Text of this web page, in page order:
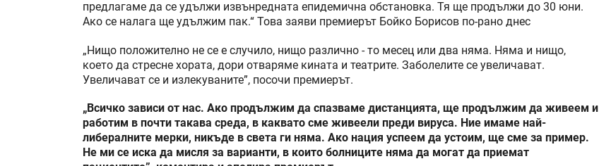
предлагаме да се удължи извънредната епидемична обстановка. Тя ще продължи до 30 юни.
Ако се налага ще удължим пак.“ Това заяви премиерът Бойко Борисов по-рано днес
„Нищо положително не се е случило, нищо различно - то месец или два няма. Няма и нищо,
което да стресне хората, дори отваряме кината и театрите. Заболелите се увеличават.
Увеличават се и излекуваните”, посочи премиерът.
„Всичко зависи от нас. Ако продължим да спазваме дистанцията, ще продължим да живеем и
работим в почти такава среда, в каквато сме живеели преди вируса. Ние имаме най-
либералните мерки, никъде в света ги няма. Ако нация успеем да устоим, ще сме за пример.
Не ми се иска да мисля за варианти, в които болниците няма да могат да приемат